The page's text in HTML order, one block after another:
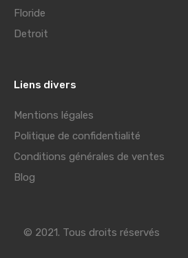
Floride
Detroit
Liens divers
Mentions légales
Politique de confidentialité
Conditions générales de ventes
Blog
© 2021. Tous droits réservés